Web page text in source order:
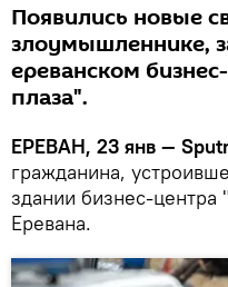
Появились новые
злоумышленнике,
ереванском
плаза".
ЕРЕВАН, 23 янв —
гражданина,
здании бизнес-центра
Еревана.